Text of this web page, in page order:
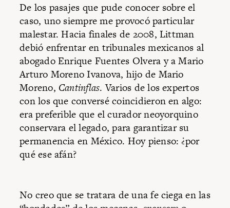
De los pasajes que pude conocer sobre el
caso, uno siempre me provocó particular
malestar. Hacia finales de 2008, Littman
debió enfrentar en tribunales mexicanos al
abogado Enrique Fuentes Olvera y a Mario
Arturo Moreno Ivanova, hijo de Mario
Moreno, Cantinflas. Varios de los expertos
con los que conversé coincidieron en algo:
era preferible que el curador neoyorquino
conservara el legado, para garantizar su
permanencia en México. Hoy pienso: ¿por
qué ese afán?
No creo que se tratara de una fe ciega en las